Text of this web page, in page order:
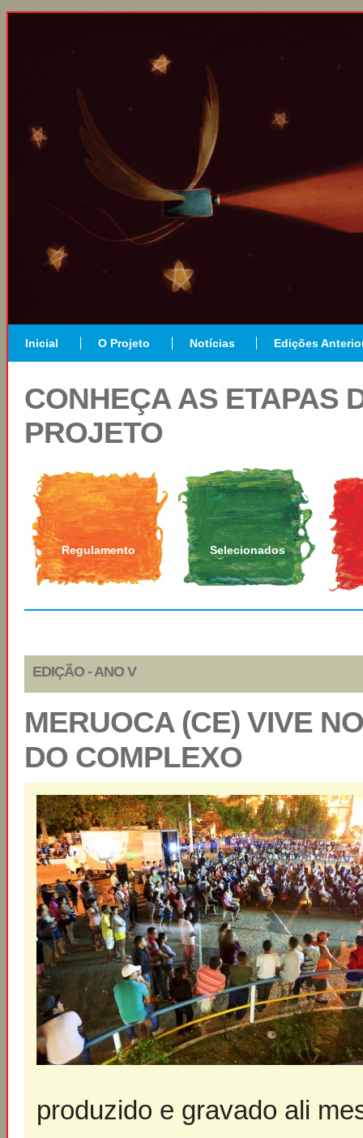
Inicial O Projeto Notícias Edições
CONHEÇA AS ETAPAS
PROJETO
Regulamento Selecionados
EDIÇÃO - ANO V
MERUOCA (CE) VIVE
DO COMPLEXO
produzido e gravado ali